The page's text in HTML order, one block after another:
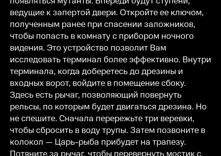
ведущие к запертой двери. Откройте ее ключом,
полученным ранее при спасении заложников,
чтобы попасть в комнату с прибором ночного
видения. Это устройство позволит Вам
исследовать терминал более эффективно. Внутри
терминала, когда доберетесь до дрезины и
входных ворот, войдите в помещение сбоку.
Здесь есть рычаг, позволяющий повернуть
рельсы, по которым будет двигаться дрезина. Но
не спешите. Сначала перережьте три веревки,
чтобы сбросить в воду трупы. Затем позвоните в
колокол — Царь-рыба прибудет на трапезу.